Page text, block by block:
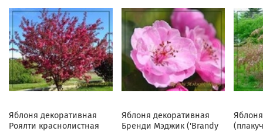
Яблоня декоративная
Роялти краснолистная
Яблоня декоративная
Бренди Мэджик ('Brandy